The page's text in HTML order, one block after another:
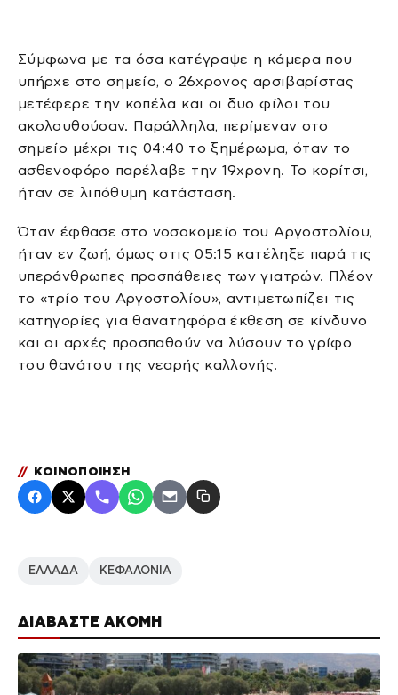
ΔΙΑΒΑΣΤΕ ΑΚΟΜΗ
Σύμφωνα με τα όσα κατέγραψε η κάμερα που
υπήρχε στο σημείο, ο 26χρονος αρσιβαρίστας
μετέφερε την κοπέλα και οι δυο φίλοι του
ακολουθούσαν. Παράλληλα, περίμεναν στο
σημείο μέχρι τις 04:40 το ξημέρωμα, όταν το
ασθενοφόρο παρέλαβε την 19χρονη. Το κορίτσι,
ήταν σε λιπόθυμη κατάσταση.
Όταν έφθασε στο νοσοκομείο του Αργοστολίου,
ήταν εν ζωή, όμως στις 05:15 κατέληξε παρά τις
υπεράνθρωπες προσπάθειες των γιατρών. Πλέον
το «τρίο του Αργοστολίου», αντιμετωπίζει τις
κατηγορίες για θανατηφόρα έκθεση σε κίνδυνο
και οι αρχές προσπαθούν να λύσουν το γρίφο
του θανάτου της νεαρής καλλονής.
// ΚΟΙΝΟΠΟΙΗΣΗ
ΕΛΛΑΔΑ ΚΕΦΑΛΟΝΙΑ